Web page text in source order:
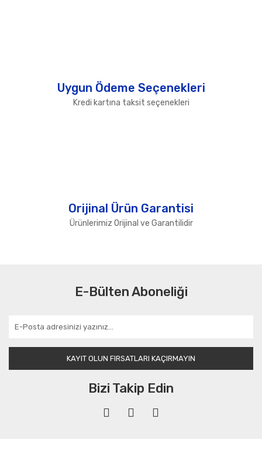
Uygun Ödeme Seçenekleri
Kredi kartına taksit seçenekleri
Orijinal Ürün Garantisi
Ürünlerimiz Orijinal ve Garantilidir
E-Bülten Aboneliği
KAYIT OLUN FIRSATLARI KAÇIRMAYIN
Bizi Takip Edin